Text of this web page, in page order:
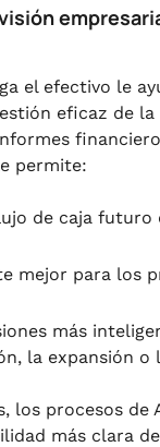
el efectivo le
eficaz de la
permite:
de caja futuro
mejor para los
más
la expansión o
los procesos de
más clara